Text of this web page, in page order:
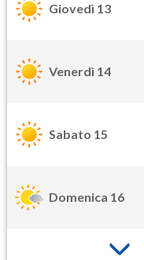
Giovedì 13
Venerdì 14
Sabato 15
Domenica 16